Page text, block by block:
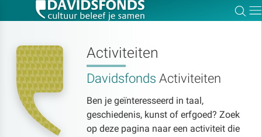
Activiteiten
Davidsfonds Activiteiten
Ben je geïnteresseerd in taal,
geschiedenis, kunst of erfgoed? Zoek
op deze pagina naar een activiteit die
Zoek:
Zoeken